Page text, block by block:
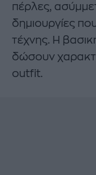
πέρλες,
δημιουργίες
τέχνης. Η
δώσουν
outfit.